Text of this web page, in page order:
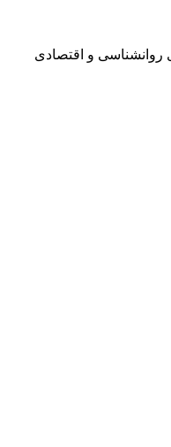
روانشناسی و اقتصادی